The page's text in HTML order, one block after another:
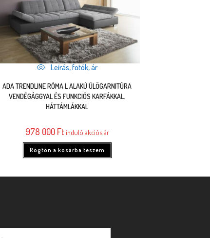
Leírás, fotók, ár
ADA TRENDLINE RÓMA L ALAKÚ ÜLŐGARNITÚRA
VENDÉGÁGGYAL ÉS FUNKCIÓS KARFÁKKAL,
HÁTTÁMLÁKKAL
978 000 Ftinduló akciós ár
Rögtön a kosárba teszem